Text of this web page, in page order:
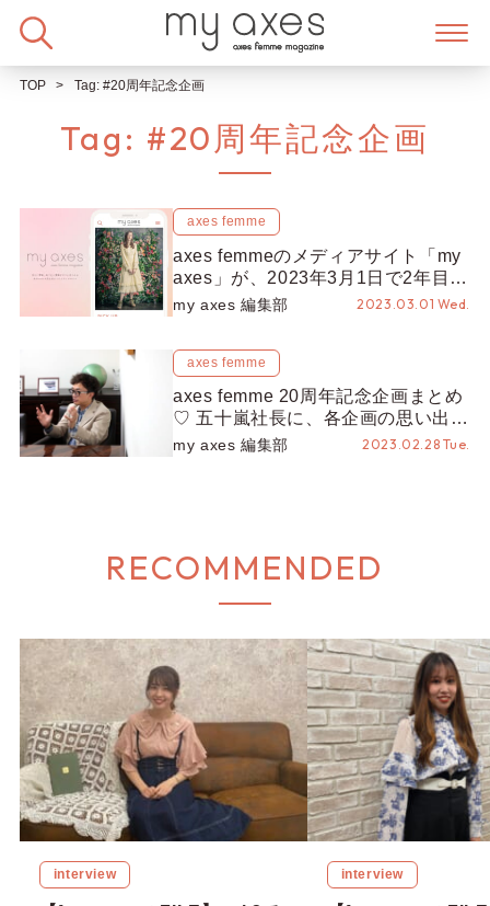
TOP Tag: #20周年記念企画
Tag: #20周年記念企画
axes femme
axes femmeのメディアサイト「my
axes」が、2023年3月1日で2年目を
迎えました♡
my axes 編集部 2023.03.01 Wed.
axes femme
axes femme 20周年記念企画まとめ
♡ 五十嵐社長に、各企画の思い出を
伺いました！
my axes 編集部 2023.02.28 Tue.
RECOMMENDED
interview interview